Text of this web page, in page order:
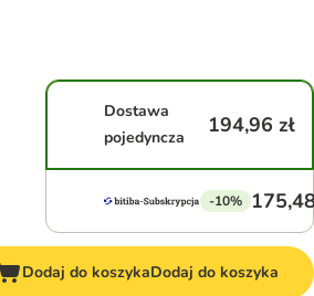
Dostawa
pojedyncza
194,96 zł
-10%
Dodaj do koszykaDodaj do koszyka